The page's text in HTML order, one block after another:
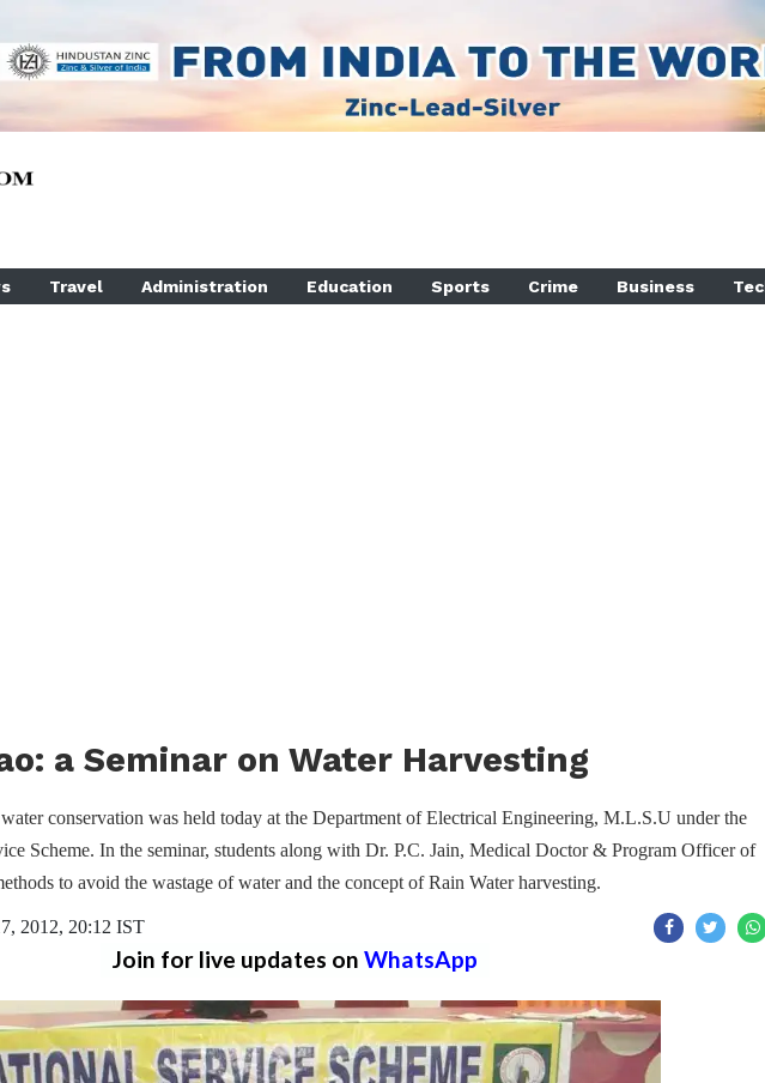
Travel Administration Education Sports Crime Business
a Seminar on Water Harvesting
conservation was held today at the Department of Electrical Engineering, M.L.S.U under the
Scheme. In the seminar, students along with Dr. P.C. Jain, Medical Doctor & Program Officer of
to avoid the wastage of water and the concept of Rain Water harvesting.
2012, 20:12 IST
Join for live updates on WhatsApp